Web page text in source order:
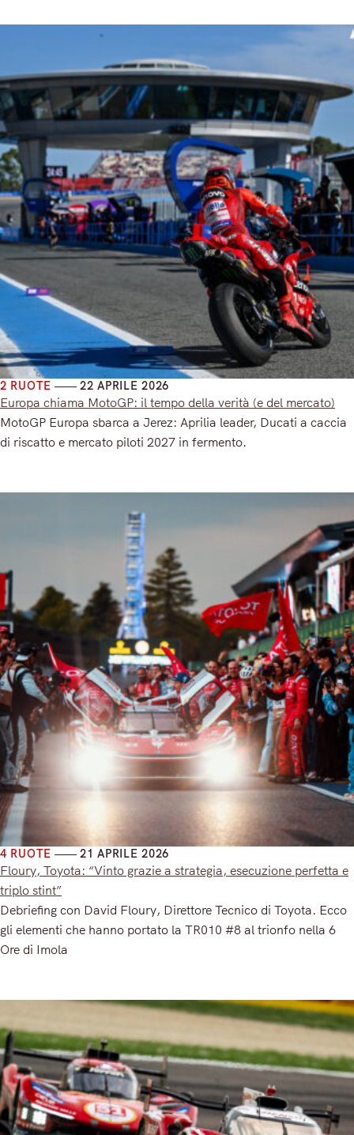
2 RUOTE 22 APRILE 2026
Europa chiama MotoGP: il tempo della verità (e del mercato)
MotoGP Europa sbarca a Jerez: Aprilia leader, Ducati a caccia
di riscatto e mercato piloti 2027 in fermento.
4 RUOTE 21 APRILE 2026
Floury, Toyota: “Vinto grazie a strategia, esecuzione perfetta e
triplo stint”
Debriefing con David Floury, Direttore Tecnico di Toyota. Ecco
gli elementi che hanno portato la TR010 #8 al trionfo nella 6
Ore di Imola